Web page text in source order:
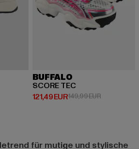
89,99 EUR
BUFFALO
SCORE TEC
121,49 EUR
Derzeitiger Preis: 121,49 EUR
149,99 EUR
für mutige und stylische